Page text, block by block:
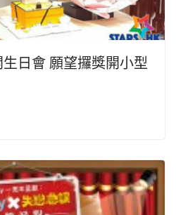
日會 願望攞獎開小型